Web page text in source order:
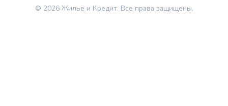
© 2026 Жильё и Кредит. Все права защищены.